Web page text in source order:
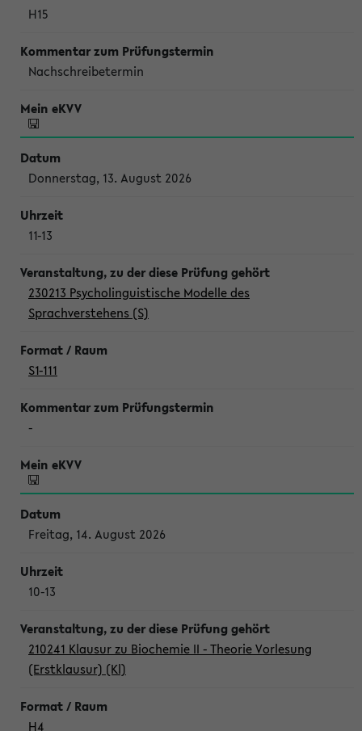
H15
Nachschreibetermin
Donnerstag, 13. August 2026
11-13
230213 Psycholinguistische Modelle des
Sprachverstehens (S)
S1-111
-
Freitag, 14. August 2026
10-13
210241 Klausur zu Biochemie II - Theorie Vorlesung
(Erstklausur) (Kl)
H4